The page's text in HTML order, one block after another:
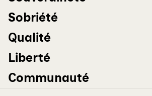
Sobriété
Qualité
Liberté
Communauté